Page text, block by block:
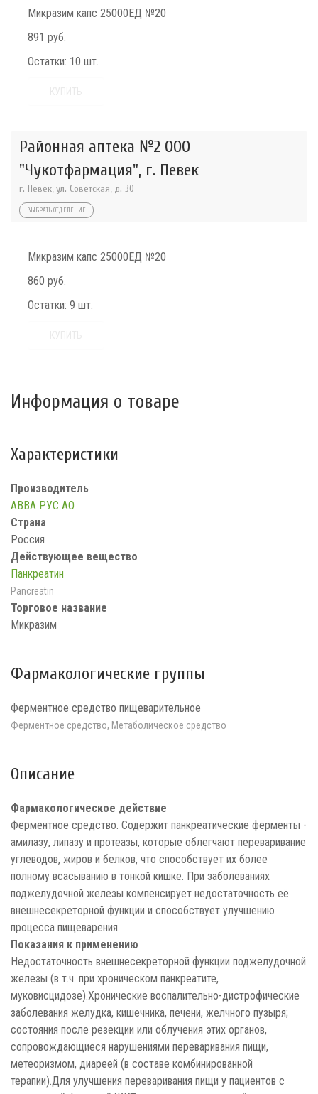
Микразим капс 25000ЕД №20
891 руб.
Остатки: 10 шт.
Районная аптека №2 ООО
"Чукотфармация", г. Певек
г. Певек, ул. Советская, д. 30
ВЫБРАТЬ ОТДЕЛЕНИЕ
Микразим капс 25000ЕД №20
860 руб.
Остатки: 9 шт.
Информация о товаре
Характеристики
Производитель
АВВА РУС АО
Страна
Россия
Действующее вещество
Панкреатин
Pancreatin
Торговое название
Микразим
Фармакологические группы
Ферментное средство пищеварительное
Ферментное средство, Метаболическое средство
Описание
Фармакологическое действие
Ферментное средство. Содержит панкреатические ферменты -
амилазу, липазу и протеазы, которые облегчают переваривание
углеводов, жиров и белков, что способствует их более
полному всасыванию в тонкой кишке. При заболеваниях
поджелудочной железы компенсирует недостаточность её
внешнесекреторной функции и способствует улучшению
процесса пищеварения.
Показания к применению
Недостаточность внешнесекреторной функции поджелудочной
железы (в т.ч. при хроническом панкреатите,
муковисцидозе).Хронические воспалительно-дистрофические
заболевания желудка, кишечника, печени, желчного пузыря;
состояния после резекции или облучения этих органов,
сопровождающиеся нарушениями переваривания пищи,
метеоризмом, диареей (в составе комбинированной
терапии).Для улучшения переваривания пищи у пациентов с